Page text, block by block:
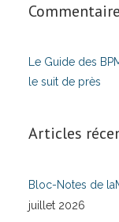
Le Guide des
le suit de près
Articles
Bloc-Notes de
juillet 2026